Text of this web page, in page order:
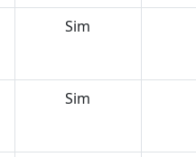
Sim
Sim